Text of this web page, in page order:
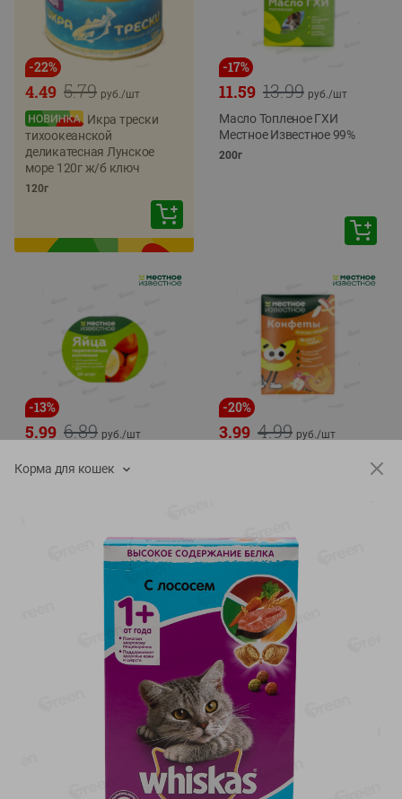
-22%
5.79
4.49 руб./шт
Икра трески
тихоокеанской
деликатесная Лунское
море 120г ж/б ключ
120г
-17%
13.99
11.59 руб./шт
Масло Топленое ГХИ
Местное Известное 99%
200г
-13%
6.89
5.99 руб./шт
копченые Молодецкие
-20%
4.99
3.99 руб./шт
Показано 1-14 из 78
Показать 15-28 из 78
Корма для кошек